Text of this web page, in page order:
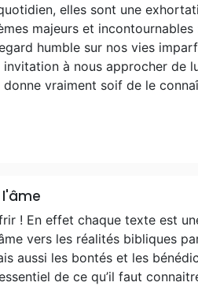
elles sont une
majeurs et
humble sur nos vies
à nous approcher de
vraiment soif de le
l'âme
! En effet chaque texte est
vers les réalités bibliques
aussi les bontés et les
de ce qu’il faut